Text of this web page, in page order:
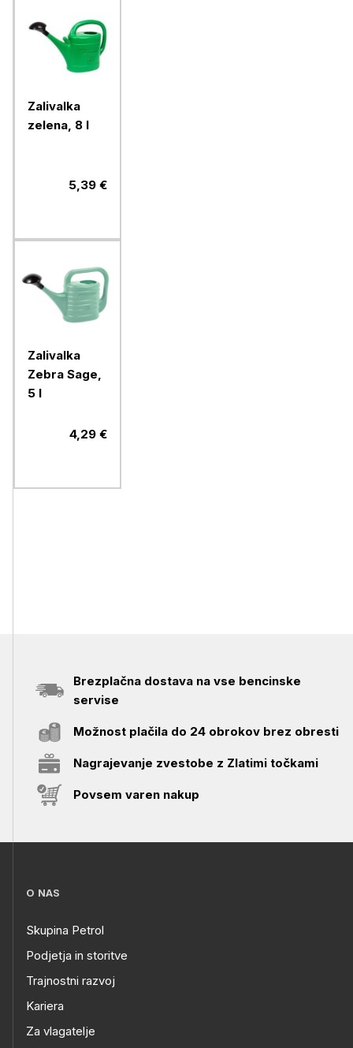
Zalivalka
zelena, 8 l
5,39 €
Zalivalka
Zebra Sage,
5 l
4,29 €
Brezplačna dostava na vse bencinske
servise
Možnost plačila do 24 obrokov brez obresti
Nagrajevanje zvestobe z Zlatimi točkami
Povsem varen nakup
O NAS
Skupina Petrol
Podjetja in storitve
Trajnostni razvoj
Kariera
Za vlagatelje